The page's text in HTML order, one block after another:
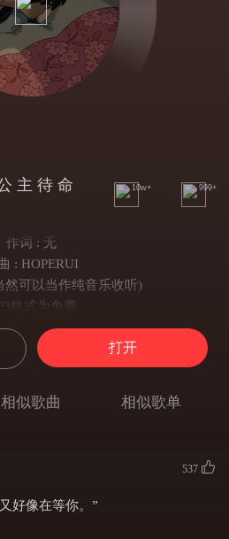
主 待 命 10w+ 999+
作词 : 无
: HOPERUI
然可以当作纯音乐收听)
格式为免费
Mp3免费使用（仅用于个人发歌），
一定在歌名处注明】“XXX(Prod by
采取购买无损格式总轨弥补）
他s（NO FREE）
打开
相似歌曲 相似歌单
537
好像在等你。”